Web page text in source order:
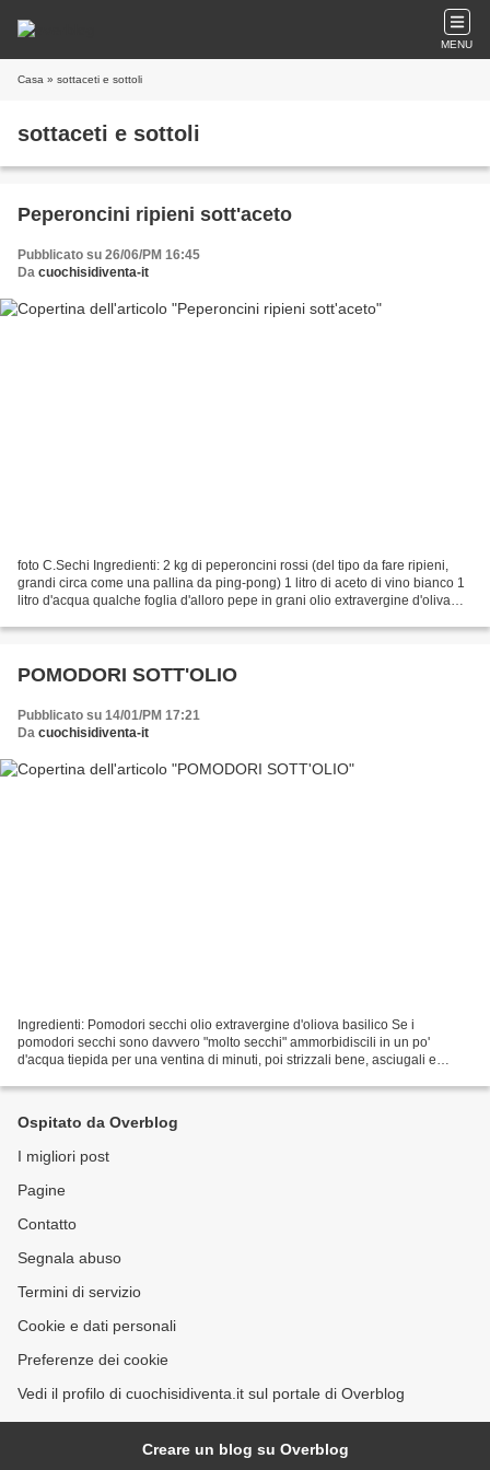
MENU
Casa » sottaceti e sottoli
sottaceti e sottoli
Peperoncini ripieni sott'aceto
Pubblicato su 26/06/PM 16:45
Da cuochisidiventa-it
foto C.Sechi Ingredienti: 2 kg di peperoncini rossi (del tipo da fare ripieni,
grandi circa come una pallina da ping-pong) 1 litro di aceto di vino bianco 1
litro d'acqua qualche foglia d'alloro pepe in grani olio extravergine d'oliva
POMODORI SOTT'OLIO
Pubblicato su 14/01/PM 17:21
Da cuochisidiventa-it
Ingredienti: Pomodori secchi olio extravergine d'oliova basilico Se i
pomodori secchi sono davvero "molto secchi" ammorbidiscili in un po'
d'acqua tiepida per una ventina di minuti, poi strizzali bene, asciugali e
Ospitato da Overblog
I migliori post
Pagine
Contatto
Segnala abuso
Termini di servizio
Cookie e dati personali
Preferenze dei cookie
Vedi il profilo di cuochisidiventa.it sul portale di Overblog
Creare un blog su Overblog